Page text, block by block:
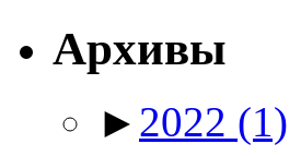
Архивы
► 2022 (1)